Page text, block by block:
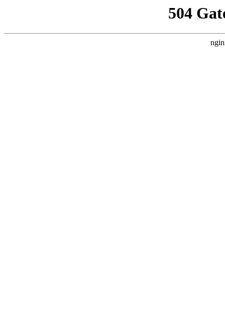
504